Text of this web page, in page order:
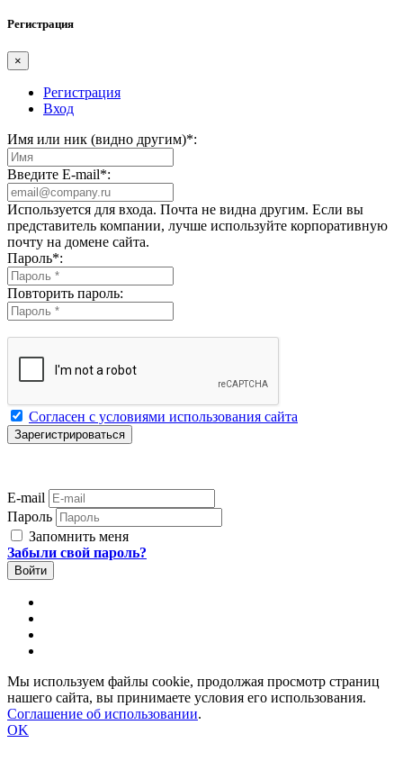
Регистрация
×
Регистрация
Вход
Имя или ник (видно другим)*:
Введите E-mail*:
Используется для входа. Почта не видна другим. Если вы
представитель компании, лучше используйте корпоративную
почту на домене сайта.
Пароль*:
Повторить пароль:
Согласен с условиями использования сайта
E-mail
Пароль
Запомнить меня
Забыли свой пароль?
Мы используем файлы cookie, продолжая просмотр страниц
нашего сайта, вы принимаете условия его использования.
Соглашение об использовании.
OK